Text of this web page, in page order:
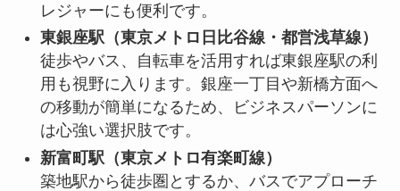
レジャーにも便利です。
東銀座駅（東京メトロ日比谷線・都営浅草線）
徒歩やバス、自転車を活用すれば東銀座駅の利
用も視野に入ります。銀座一丁目や新橋方面へ
の移動が簡単になるため、ビジネスパーソンに
は心強い選択肢です。
新富町駅（東京メトロ有楽町線）
築地駅から徒歩圏とするか、バスでアプローチ